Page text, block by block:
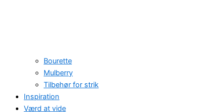
Bourette
Mulberry
Tilbehør for strik
Inspiration
Værd at vide